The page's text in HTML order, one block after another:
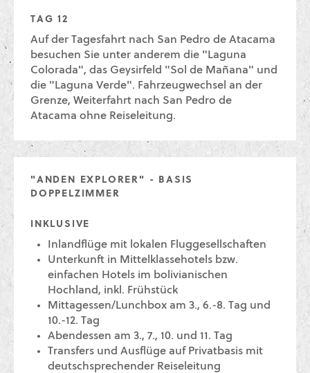
TAG 12
Auf der Tagesfahrt nach San Pedro de Atacama
besuchen Sie unter anderem die "Laguna
Colorada", das Geysirfeld "Sol de Mañana" und
die "Laguna Verde". Fahrzeugwechsel an der
Grenze, Weiterfahrt nach San Pedro de
Atacama ohne Reiseleitung.
"ANDEN EXPLORER" - BASIS
DOPPELZIMMER
INKLUSIVE
Inlandflüge mit lokalen Fluggesellschaften
Unterkunft in Mittelklassehotels bzw.
einfachen Hotels im bolivianischen
Hochland, inkl. Frühstück
Mittagessen/Lunchbox am 3., 6.-8. Tag und
10.-12. Tag
Abendessen am 3., 7., 10. und 11. Tag
Transfers und Ausflüge auf Privatbasis mit
deutschsprechender Reiseleitung